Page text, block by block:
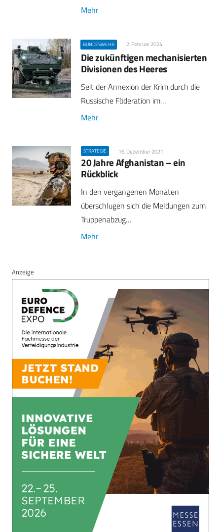
Mehr
BUNDESWEHR 2. Februar 2024
Die zukünftigen mechanisierten
Divisionen des Heeres
Seit der Annexion der Krim durch die
Russische Föderation im…
Mehr
STRATEGIE 16. Dezember 2021
20 Jahre Afghanistan – ein
Rückblick
In den vergangenen Monaten
überschlugen sich die Meldungen zum
Truppenabzug…
Mehr
Anzeige